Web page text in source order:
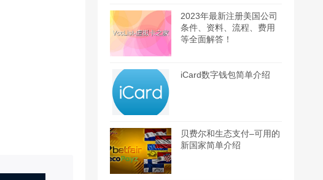
2023年最新注册美国公司
条件、资料、流程、费用
等全面解答！
iCard数字钱包简单介绍
贝费尔和生态支付–可用的
新国家简单介绍